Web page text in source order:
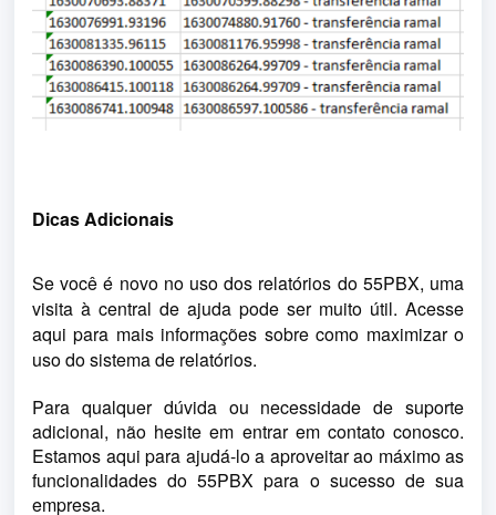
Dicas Adicionais
Se você é novo no uso dos relatórios do 55PBX, uma
aqui para mais informações sobre como maximizar o
uso do sistema de relatórios.
Para qualquer dúvida ou necessidade de suporte
adicional, não hesite em entrar em contato conosco.
Estamos aqui para ajudá-lo a aproveitar ao máximo as
funcionalidades do 55PBX para o sucesso de sua
empresa.